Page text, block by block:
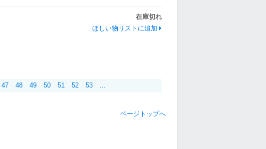
在庫切れ
ほしい物リストに追加
47 48 49 50 51 52 53
ページトップへ